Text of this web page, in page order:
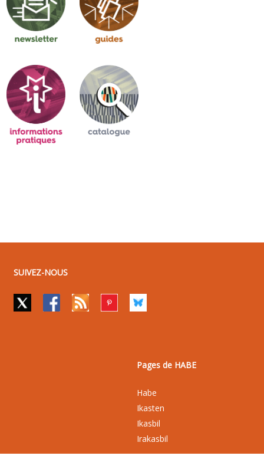
SUIVEZ-NOUS
Pages de HABE
Habe
Ikasten
Ikasbil
Irakasbil